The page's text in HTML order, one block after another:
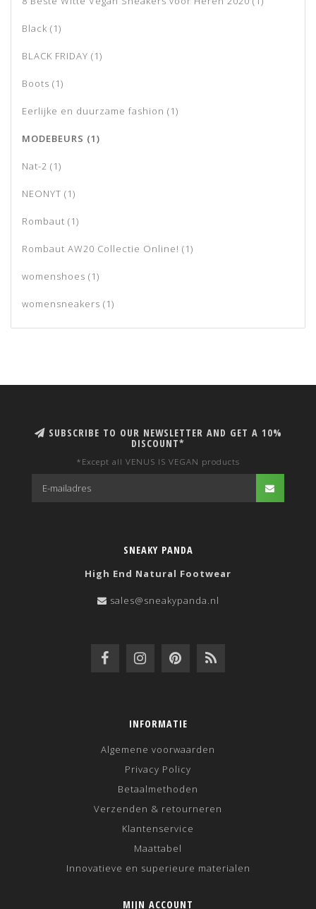
Black (1)
BLACK FRIDAY (1)
Boots (1)
Eerlijke en duurzame fashion (1)
MODEBEURS (1)
Nat-2 (1)
NEONYT (1)
Rombaut (1)
Rombaut AW20 Collectie Online! (1)
womenshoes (1)
womensneakers (1)
SUBSCRIBE TO OUR NEWSLETTER AND GET A 10%
DISCOUNT*
*Except all VENUS IS VEGAN products
SNEAKY PANDA
High End Natural Footwear
sales@sneakypanda.nl
INFORMATIE
Algemene voorwaarden
Privacy Policy
Betaalmethoden
Verzenden & retourneren
Klantenservice
Maattabel
Innovatieve en superieure materialen
MIJN ACCOUNT